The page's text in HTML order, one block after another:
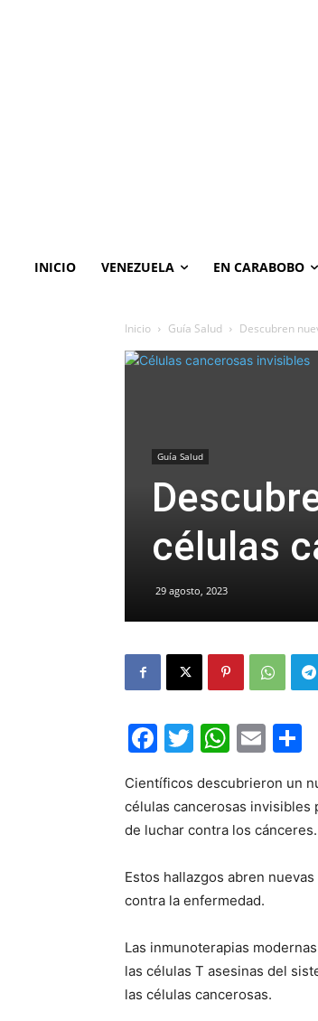
INICIO VENEZUELA EN CARABOBO
Inicio Guía Salud Descubren
Guía Salud
células
29 agosto, 2023
Facebook
Twitter
Científicos descubrieron un
células cancerosas invisibles
de luchar contra los cánceres.
Estos hallazgos abren
contra la enfermedad.
Las inmunoterapias
las células T asesinas del
las células cancerosas.